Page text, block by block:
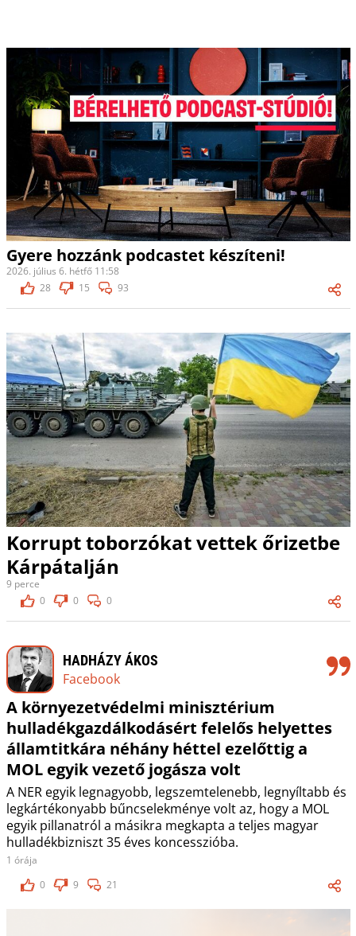
Gyere hozzánk podcastet készíteni!
2026. július 6. hétfő 11:58
28
15 93
Korrupt toborzókat vettek őrizetbe
Kárpátalján
9 perce
0
0 0
HADHÁZY ÁKOS
Facebook
A környezetvédelmi minisztérium
hulladékgazdálkodásért felelős helyettes
államtitkára néhány héttel ezelőttig a
MOL egyik vezető jogásza volt
A NER egyik legnagyobb, legszemtelenebb, legnyíltabb és
legkártékonyabb bűncselekménye volt az, hogy a MOL
egyik pillanatról a másikra megkapta a teljes magyar
hulladékbizniszt 35 éves koncesszióba.
1 órája
0
9 21